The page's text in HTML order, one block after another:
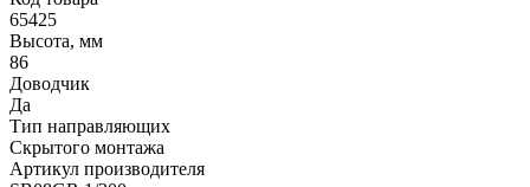
65425
Высота, мм
86
Доводчик
Да
Тип направляющих
Скрытого монтажа
Артикул производителя